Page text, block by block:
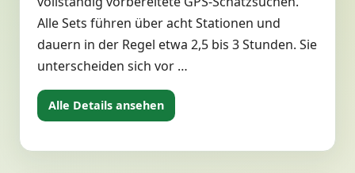
Alle Sets führen über acht Stationen und
dauern in der Regel etwa 2,5 bis 3 Stunden. Sie
unterscheiden sich vor …
Alle Details ansehen